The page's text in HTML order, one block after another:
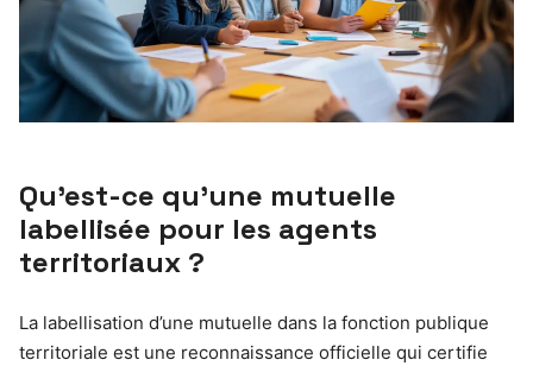
Qu’est-ce qu’une mutuelle
labellisée pour les agents
territoriaux ?
La labellisation d’une mutuelle dans la fonction publique
territoriale est une reconnaissance officielle qui certifie